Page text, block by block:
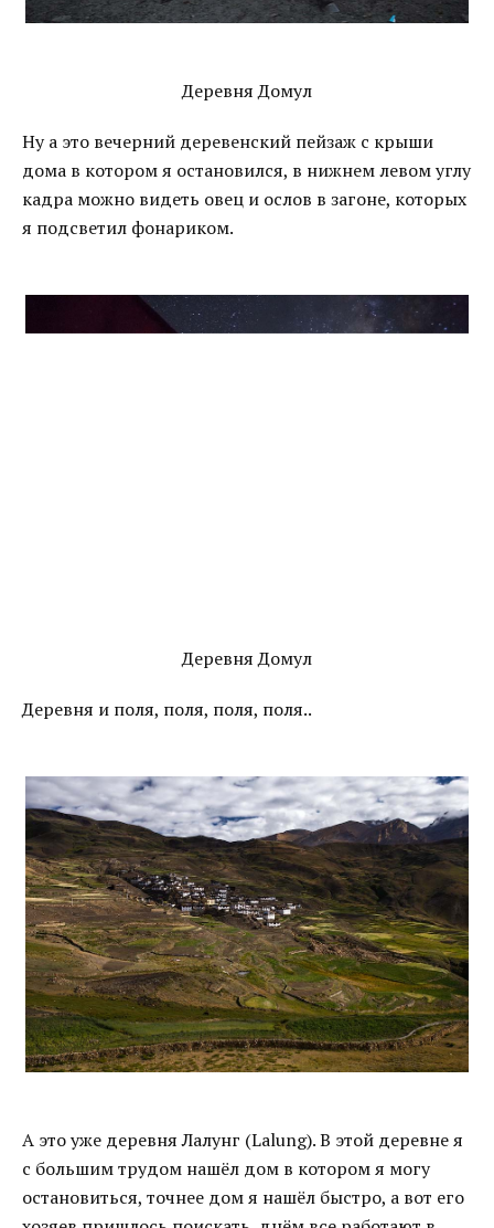
Деревня Домул
Ну а это вечерний деревенский пейзаж с крыши
дома в котором я остановился, в нижнем левом углу
кадра можно видеть овец и ослов в загоне, которых
я подсветил фонариком.
Деревня Домул
Деревня и поля, поля, поля, поля..
А это уже деревня Лалунг (Lalung). В этой деревне я
с большим трудом нашёл дом в котором я могу
остановиться, точнее дом я нашёл быстро, а вот его